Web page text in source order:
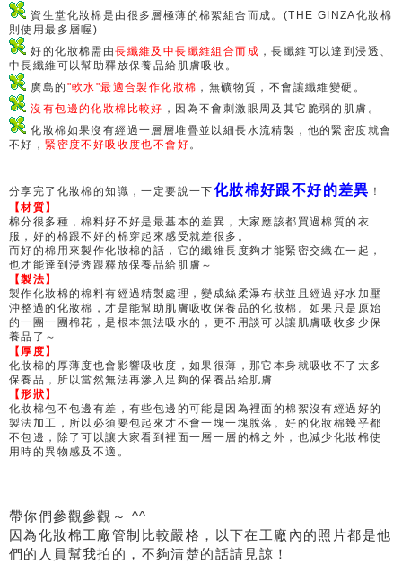
資生堂化妝棉是由很多層極薄的棉絮組合而成。(THE GINZA化妝棉
則使用最多層喔)
好的化妝棉需由長纖維及中長纖維組合而成 ，長纖維可以達到浸透、
中長纖維可以幫助釋放保養品給肌膚吸收。
廣島的 "軟水"最適合製作化妝棉 ，無礦物質，不會讓纖維變硬。
沒有包邊的化妝棉比較好 ，因為不會刺激眼周及其它脆弱的肌膚。
化妝棉如果沒有經過一層層堆疊並以細長水流精製，他的緊密度就會
不好，緊密度不好吸收度也不會好。
分享完了化妝棉的知識，一定要說一下化妝棉好跟不好的差異 ！
【材質】
棉分很多種，棉料好不好是最基本的差異，大家應該都買過棉質的衣
服，好的棉跟不好的棉穿起來感受就差很多。
而好的棉用來製作化妝棉的話，它的纖維長度夠才能緊密交織在一起，
也才能達到浸透跟釋放保養品給肌膚～
【製法】
製作化妝棉的棉料有經過精製處理，變成絲柔瀑布狀並且經過好水加壓
沖整過的化妝棉，才是能幫助肌膚吸收保養品的化妝棉。如果只是原始
的一團一團棉花，是根本無法吸水的，更不用談可以讓肌膚吸收多少保
養品了～
【厚度】
化妝棉的厚薄度也會影響吸收度，如果很薄，那它本身就吸收不了太多
保養品，所以當然無法再滲入足夠的保養品給肌膚
【形狀】
化妝棉包不包邊有差，有些包邊的可能是因為裡面的棉絮沒有經過好的
製法加工，所以必須要包起來才不會一塊一塊脫落。好的化妝棉幾乎都
不包邊，除了可以讓大家看到裡面一層一層的棉之外，也減少化妝棉使
用時的異物感及不適。
帶你們參觀參觀～ ^^
因為化妝棉工廠管制比較嚴格，以下在工廠內的照片都是他
們的人員幫我拍的，不夠清楚的話請見諒！